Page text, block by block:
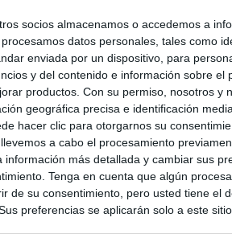
socios almacenamos o accedemos a
datos personales, tales como
enviada por un dispositivo, para
y del contenido e información sobre el
productos. Con su permiso, nosotros y
geográfica precisa e identificación
hacer clic para otorgarnos su
a cabo el procesamiento
información más detallada y cambiar sus
Tenga en cuenta que algún
de su consentimiento, pero usted tiene el
preferencias se aplicarán solo a este